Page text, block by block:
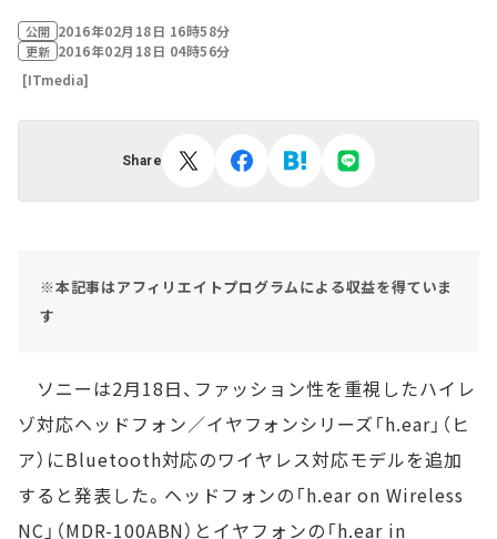
公開 2016年02月18日 16時58分
更新 2016年02月18日 04時56分
[ITmedia]
Share
※本記事はアフィリエイトプログラムによる収益を得ていま
す
ソニーは2月18日、ファッション性を重視したハイレ
ゾ対応ヘッドフォン／イヤフォンシリーズ「h.ear」（ヒ
ア）にBluetooth対応のワイヤレス対応モデルを追加
すると発表した。ヘッドフォンの「h.ear on Wireless
NC」（MDR-100ABN）とイヤフォンの「h.ear in